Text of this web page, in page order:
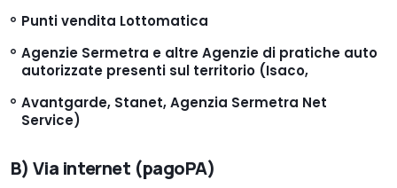
Punti vendita Lottomatica
Agenzie Sermetra e altre Agenzie di pratiche auto
autorizzate presenti sul territorio (Isaco,
Avantgarde, Stanet, Agenzia Sermetra Net
Service)
B) Via internet (pagoPA)